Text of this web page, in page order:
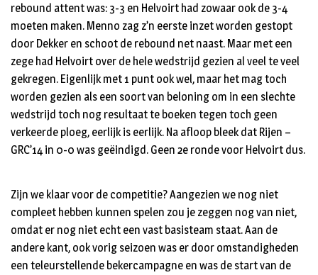
rebound attent was: 3-3 en Helvoirt had zowaar ook de 3-4
moeten maken. Menno zag z’n eerste inzet worden gestopt
door Dekker en schoot de rebound net naast. Maar met een
zege had Helvoirt over de hele wedstrijd gezien al veel te veel
gekregen. Eigenlijk met 1 punt ook wel, maar het mag toch
worden gezien als een soort van beloning om in een slechte
wedstrijd toch nog resultaat te boeken tegen toch geen
verkeerde ploeg, eerlijk is eerlijk. Na afloop bleek dat Rijen –
GRC’14 in 0-0 was geëindigd. Geen 2e ronde voor Helvoirt dus.
Zijn we klaar voor de competitie? Aangezien we nog niet
compleet hebben kunnen spelen zou je zeggen nog van niet,
omdat er nog niet echt een vast basisteam staat. Aan de
andere kant, ook vorig seizoen was er door omstandigheden
een teleurstellende bekercampagne en was de start van de